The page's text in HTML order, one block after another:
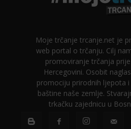
Moje trčanje trcanje.net je
web portal o trčanju. Cilj
promoviranje trčanja
Hercegovini. Osobit
promociju prirodnih ljepota
baštine naše zemlje.
trkačku zajednicu u